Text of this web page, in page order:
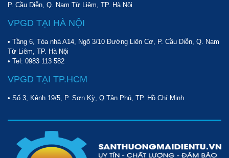
P. Cầu Diễn, Q. Nam Từ Liêm, TP. Hà Nội
VPGD TẠI HÀ NỘI
• Tầng 6, Tòa nhà A14, Ngõ 3/10 Đường Liên Cơ, P. Cầu Diễn, Q. Nam
Từ Liêm, TP. Hà Nội
• Tel: 0983 113 582
VPGD TẠI TP.HCM
• Số 3, Kênh 19/5, P. Sơn Kỳ, Q Tân Phú, TP. Hồ Chí Minh